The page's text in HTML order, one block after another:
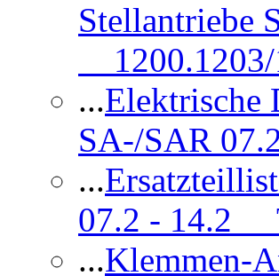
1200.1203/
...
SA-/SAR
...
07.2 - 14.2
...Klemmen-